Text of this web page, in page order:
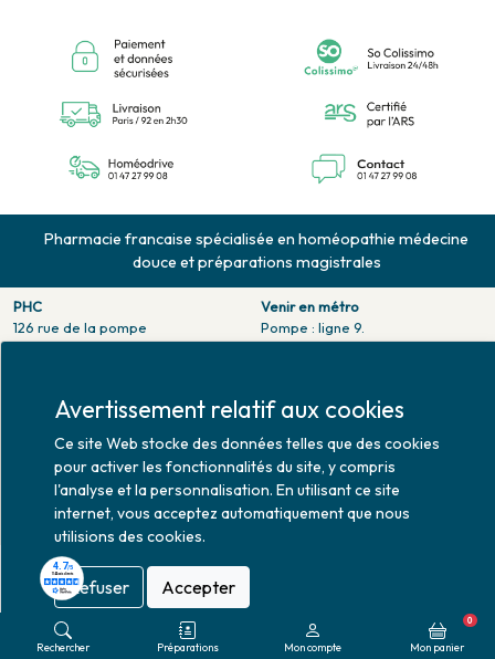
Pharmacie francaise spécialisée en homéopathie médecine
douce et préparations magistrales
PHC
126 rue de la pompe
75116 PARIS
Lundi : 10h30 - 20h00
Mardi au vendredi : 9h00 -
20h00
Samedi : 9h30 - 20h00
Venir en métro
Pompe : ligne 9.
Trocadero : ligne 6/9.
Venir en bus
Mise à jour le 07/08/2026 © 2026
Rechercher Préparations Mon compte Mon panier
0
Avertissement relatif aux cookies
Ce site Web stocke des données telles que des cookies
pour activer les fonctionnalités du site, y compris
l'analyse et la personnalisation. En utilisant ce site
internet, vous acceptez automatiquement que nous
utilisions des cookies.
Refuser Accepter